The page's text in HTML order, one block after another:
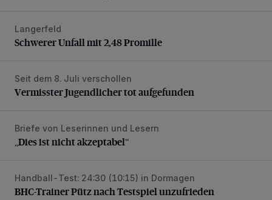
Schwerer Unfall mit 2,48 Promille
Langerfeld
Schwerer Unfall mit 2,48 Promille
Vermisster Jugendlicher tot aufgefunden
Seit dem 8. Juli verschollen
Vermisster Jugendlicher tot aufgefunden
„Dies ist nicht akzeptabel“
Briefe von Leserinnen und Lesern
„Dies ist nicht akzeptabel“
BHC-Trainer Pütz nach Testspiel unzufrieden
Handball-Test: 24:30 (10:15) in Dormagen
BHC-Trainer Pütz nach Testspiel unzufrieden